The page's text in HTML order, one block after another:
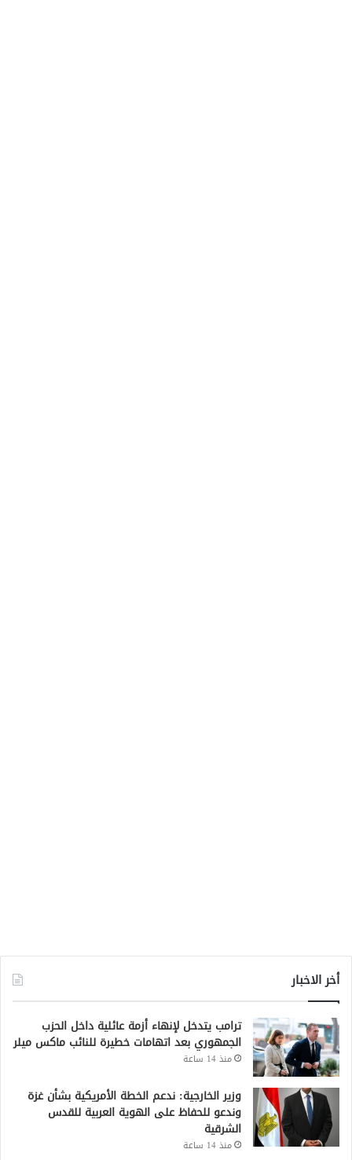
أخر الاخبار
ترامب يتدخل لإنهاء أزمة عائلية داخل الحزب
الجمهوري بعد اتهامات خطيرة للنائب ماكس ميلر
منذ 14 ساعة
وزير الخارجية: ندعم الخطة الأمريكية بشأن غزة
وندعو للحفاظ على الهوية العربية للقدس
الشرقية
منذ 14 ساعة